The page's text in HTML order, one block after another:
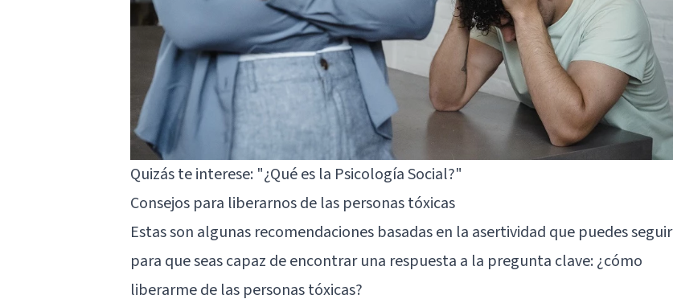
Quizás te interese: "¿Qué es la Psicología Social?"
Consejos para liberarnos de las personas tóxicas
Estas son algunas recomendaciones basadas en la asertividad que puedes seguir
para que seas capaz de encontrar una respuesta a la pregunta clave: ¿cómo
liberarme de las personas tóxicas?